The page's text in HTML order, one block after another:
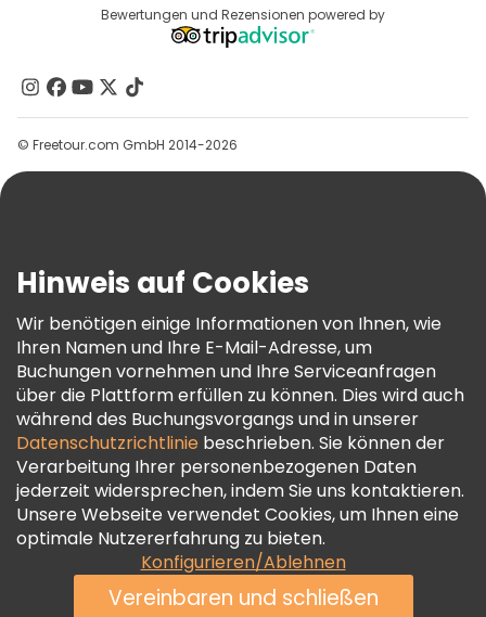
Affiliate-Programm
Reiseziele
Kontakt
Gruppen
Hilfe
AGB Und Rechtliches
Cookie-Richtlinie
Freetour Auszeichnungen
Treueprogramm
Bewertungen und Rezensionen powered by
© Freetour.com GmbH 2014-2026
Hinweis auf Cookies
Wir benötigen einige Informationen von Ihnen, wie
Ihren Namen und Ihre E-Mail-Adresse, um
Buchungen vornehmen und Ihre Serviceanfragen
über die Plattform erfüllen zu können. Dies wird auch
während des Buchungsvorgangs und in unserer
Datenschutzrichtlinie beschrieben. Sie können der
Verarbeitung Ihrer personenbezogenen Daten
jederzeit widersprechen, indem Sie uns kontaktieren.
Unsere Webseite verwendet Cookies, um Ihnen eine
optimale Nutzererfahrung zu bieten.
Konfigurieren/Ablehnen
Vereinbaren und schließen